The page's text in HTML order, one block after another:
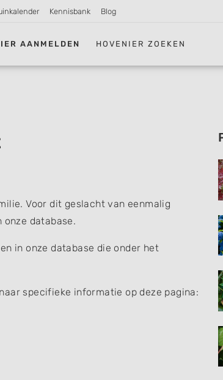
Kennisbank Blog
AANMELDEN HOVENIER ZOEKEN
Voor dit geslacht van eenmalig
database.
in onze database die onder het
specifieke informatie op deze pagina: